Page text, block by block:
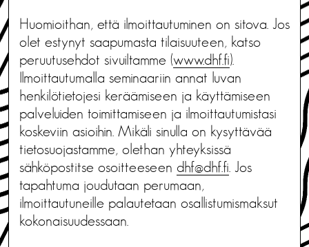
Huomioithan, että ilmoittautuminen on sitova. Jos
olet estynyt saapumasta tilaisuuteen, katso
peruutusehdot sivuiltamme (www.dhf.fi).
Ilmoittautumalla seminaariin annat luvan
henkilötietojesi keräämiseen ja käyttämiseen
palveluiden toimittamiseen ja ilmoittautumistasi
koskeviin asioihin. Mikäli sinulla on kysyttävää
tietosuojastamme, olethan yhteyksissä
sähköpostitse osoitteeseen dhf@dhf.fi . Jos
tapahtuma joudutaan perumaan,
ilmoittautuneille palautetaan osallistumismaksut
kokonaisuudessaan.